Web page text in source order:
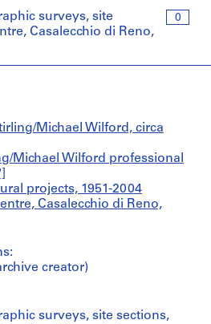
0
surveys, site
Casalecchio di Reno,
Michael Wilford, circa
Michael Wilford professional
projects, 1951-2004
Casalecchio di Reno,
creator)
surveys, site sections,